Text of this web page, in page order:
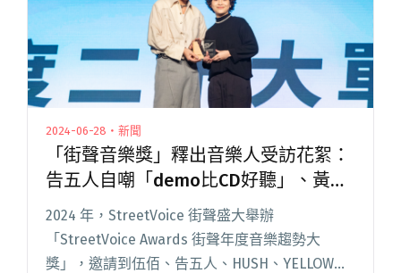
2024-06-28・新聞
「街聲音樂獎」釋出音樂人受訪花絮：
告五人自嘲「demo比CD好聽」、黃宣
封街聲「神聖的平台」
2024 年，StreetVoice 街聲盛大舉辦
「StreetVoice Awards 街聲年度音樂趨勢大
獎」，邀請到伍佰、告五人、HUSH、YELLOW黃